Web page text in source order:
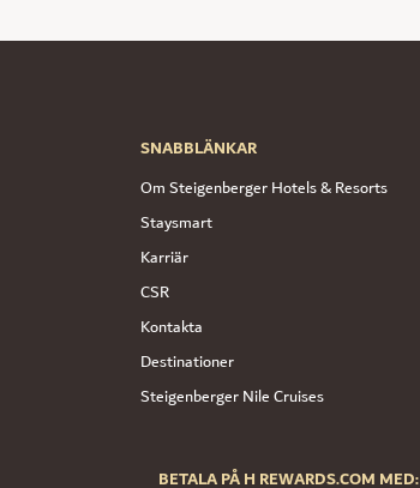
SNABBLÄNKAR
Om Steigenberger Hotels & Resorts
Staysmart
Karriär
CSR
Kontakta
Destinationer
Steigenberger Nile Cruises
BETALA PÅ H REWARDS.COM MED: